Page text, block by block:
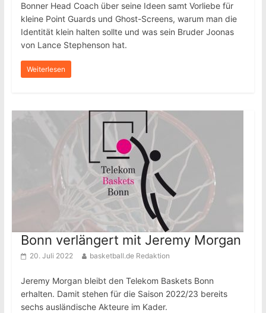
Bonner Head Coach über seine Ideen samt Vorliebe für
kleine Point Guards und Ghost-Screens, warum man die
Identität klein halten sollte und was sein Bruder Joonas
von Lance Stephenson hat.
Weiterlesen
Bonn verlängert mit Jeremy Morgan
20. Juli 2022 basketball.de Redaktion
Jeremy Morgan bleibt den Telekom Baskets Bonn
erhalten. Damit stehen für die Saison 2022/23 bereits
sechs ausländische Akteure im Kader.